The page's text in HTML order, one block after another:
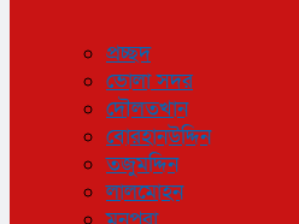
প্রচ্ছদ
ভোলা সদর
দৌলতখান
বোরহানউদ্দিন
তজুমদ্দিন
লালমোহন